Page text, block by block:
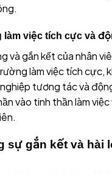
làm việc tích cực và
và gắn kết của nhân
làm việc tích cực,
tương tác và
vào tinh thần làm việc
sự gắn kết và hài